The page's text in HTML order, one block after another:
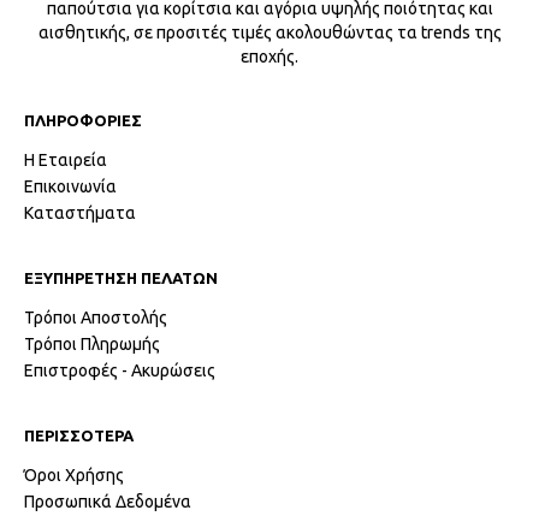
παπούτσια για κορίτσια και αγόρια υψηλής ποιότητας και
αισθητικής, σε προσιτές τιμές ακολουθώντας τα trends της
εποχής.
ΠΛΗΡΟΦΟΡΙΕΣ
Η Εταιρεία
Επικοινωνία
Καταστήματα
ΕΞΥΠΗΡΕΤΗΣΗ ΠΕΛΑΤΩΝ
Τρόποι Αποστολής
Τρόποι Πληρωμής
Επιστροφές - Ακυρώσεις
ΠΕΡΙΣΣΟΤΕΡΑ
Όροι Χρήσης
Προσωπικά Δεδομένα